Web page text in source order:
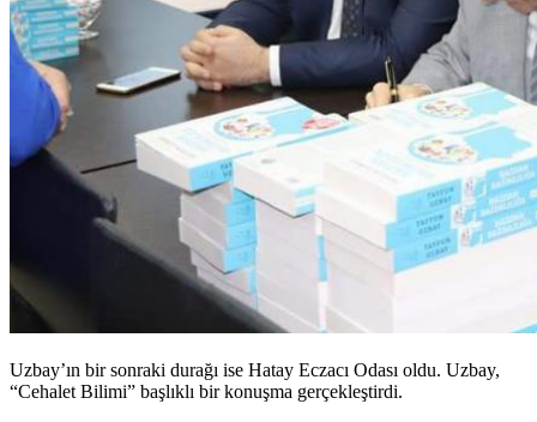
Uzbay’ın bir sonraki durağı ise Hatay Eczacı Odası oldu. Uzbay,
“Cehalet Bilimi” başlıklı bir konuşma gerçekleştirdi.